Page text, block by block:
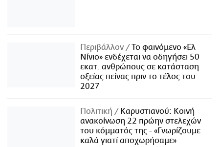
Περιβάλλον
Το φαινόμενο «Ελ
Νίνιο» ενδέχεται να οδηγήσει 50
εκατ. ανθρώπους σε κατάσταση
οξείας πείνας πριν το τέλος του
2027
Πολιτική
Καρυστιανού: Κοινή
ανακοίνωση 22 πρώην στελεχών
του κόμματός της - «Γνωρίζουμε
καλά γιατί αποχωρήσαμε»